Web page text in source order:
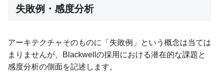
失敗例・感度分析
アーキテクチャそのものに「失敗例」という概念は当ては
まりませんが、Blackwellの採用における潜在的な課題と
感度分析の側面を記述します。